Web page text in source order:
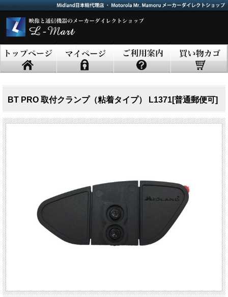
BT PRO 取付クランプ（粘着タイプ） L1371[普通郵便可]